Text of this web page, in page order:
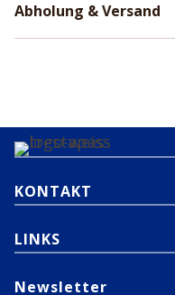
Abholung & Versand
KONTAKT
LINKS
Newsletter